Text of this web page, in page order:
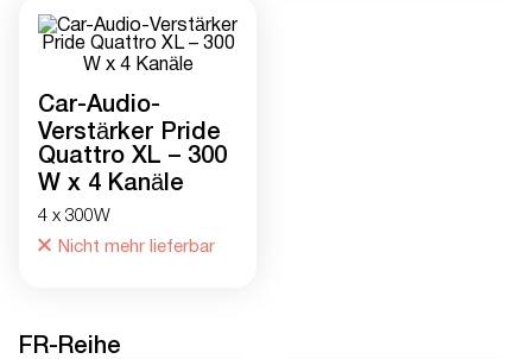
Car-Audio-
Verstärker Pride
Quattro XL – 300
W x 4 Kanäle
4 x 300W
Nicht mehr lieferbar
FR-Reihe